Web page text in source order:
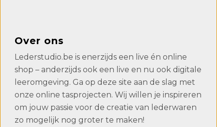
Over ons
Lederstudio.be is enerzijds een live én online
shop – anderzijds ook een live en nu ook digitale
leeromgeving. Ga op deze site aan de slag met
onze online tasprojecten. Wij willen je inspireren
om jouw passie voor de creatie van lederwaren
zo mogelijk nog groter te maken!